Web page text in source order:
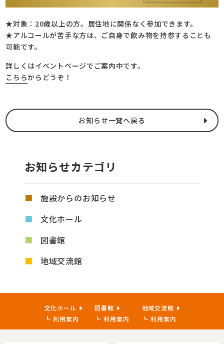
★対象：20歳以上の方。居住地に関係なく参加できます。
★アルコールが苦手な方は、ご自身で飲み物を持参することも
可能です。
詳しくはイベントページでご案内中です。
こちらからどうぞ！
お知らせ一覧へ戻る
お知らせカテゴリ
施設からのお知らせ
文化ホール
図書館
地域交流館
文化ホール
利用案内
図書館
利用案内
地域交流館
利用案内